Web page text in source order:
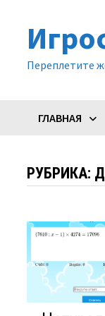
содержимому
Переплетите
ГЛАВНАЯ
РУБРИКА: